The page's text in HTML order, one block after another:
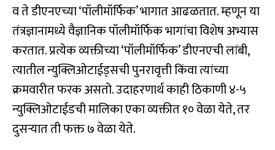
व ते डीएनएच्या ‘पॉलीमॉर्फिक’ भागात आढळतात. म्हणून या
तंत्रज्ञानामध्ये वैज्ञानिक पॉलीमॉर्फिक भागांचा विशेष अभ्यास
करतात. प्रत्येक व्यक्तीच्या ‘पॉलीमॉर्फिक’ डीएनएची लांबी,
त्यातील न्युक्लिओटाईड्सची पुनरावृत्ती किंवा त्यांच्या
क्रमवारीत फरक असतो. उदाहरणार्थ काही ठिकाणी ४-५
न्युक्लिओटाईडची मालिका एका व्यक्तीत १० वेळा येते, तर
दुसऱ्यात ती फक्त ७ वेळा येते.